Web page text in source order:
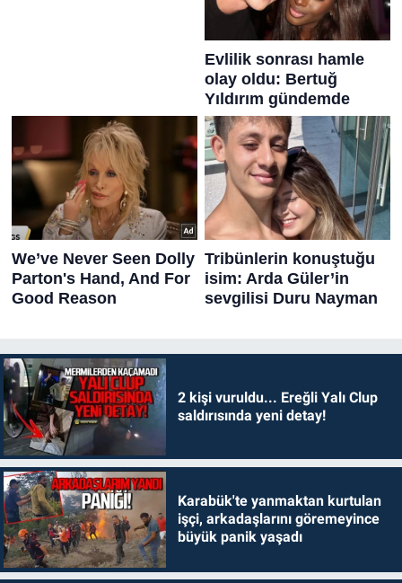
2 kişi vuruldu... Ereğli Yalı Clup
saldırısında yeni detay!
Karabük'te yanmaktan kurtulan
işçi, arkadaşlarını göremeyince
büyük panik yaşadı